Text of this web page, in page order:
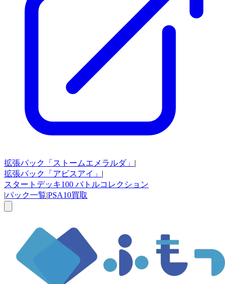
拡張パック 「ストームエメラルダ」 |
拡張パック
「アビスアイ」 |
スタートデッキ100 バトルコレクション
|パック一覧|PSA10買取